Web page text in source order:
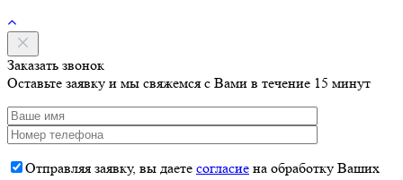
Заказать звонок
Оставьте заявку и мы свяжемся с Вами в течение 15 минут
Отправляя заявку, вы даете согласие на обработку Ваших